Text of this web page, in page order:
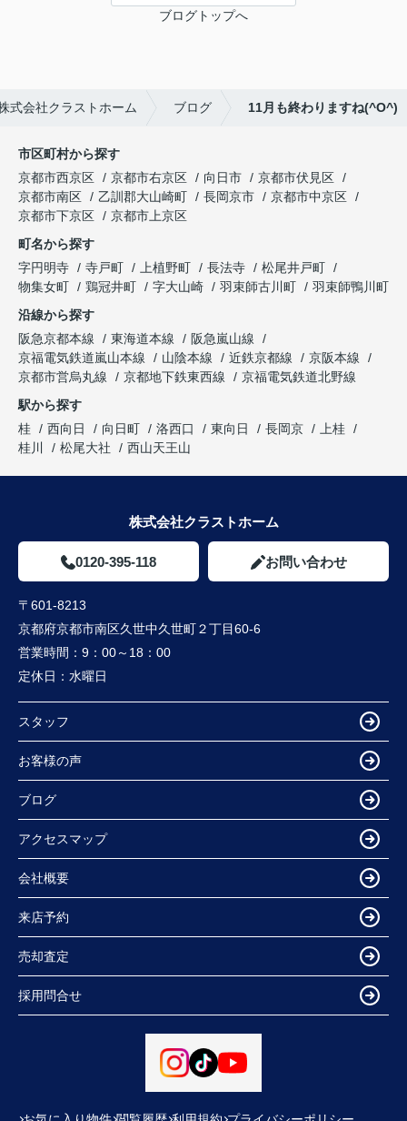
ブログトップへ
式会社クラストホーム ブログ 11月も終わりますね(^O^)
市区町村から探す
京都市西京区
京都市右京区 向日市
京都市伏見区
京都市南区
乙訓郡大山崎町 長岡京市
京都市中京区
京都市下京区
京都市上京区
町名から探す
字円明寺
寺戸町 上植野町 長法寺
松尾井戸町
物集女町
鶏冠井町 字大山崎 羽束師古川町
羽束師鴨川町
沿線から探す
阪急京都本線
東海道本線
阪急嵐山線
京福電気鉄道嵐山本線
山陰本線 近鉄京都線
京阪本線
京都市営烏丸線
京都地下鉄東西線
京福電気鉄道北野線
駅から探す
桂
西向日 向日町 洛西口 東向日 長岡京
上桂
桂川
松尾大社 西山天王山
株式会社クラストホーム
0120-395-118 お問い合わせ
〒601-8213
京都府京都市南区久世中久世町２丁目60-6
営業時間： 9：00～18：00
定休日： 水曜日
スタッフ
お客様の声
ブログ
アクセスマップ
会社概要
来店予約
売却査定
採用問合せ